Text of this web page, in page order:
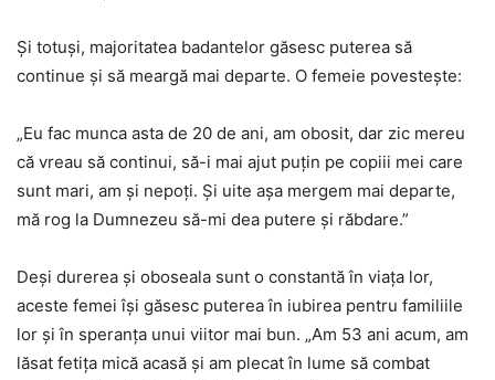
Și totuși, majoritatea badantelor găsesc puterea să
continue și să meargă mai departe. O femeie povestește:
„Eu fac munca asta de 20 de ani, am obosit, dar zic mereu
că vreau să continui, să-i mai ajut puțin pe copiii mei care
sunt mari, am și nepoți. Și uite așa mergem mai departe,
mă rog la Dumnezeu să-mi dea putere și răbdare.”
Deși durerea și oboseala sunt o constantă în viața lor,
aceste femei își găsesc puterea în iubirea pentru familiile
lor și în speranța unui viitor mai bun. „Am 53 ani acum, am
lăsat fetița mică acasă și am plecat în lume să combat